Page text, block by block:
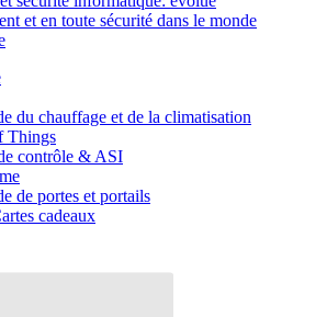
et en toute sécurité dans le monde
du chauffage et de la climatisation
Things
contrôle & ASI
de portes et portails
cadeaux